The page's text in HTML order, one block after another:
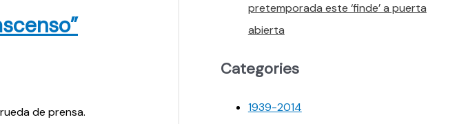
de prensa.
pretemporada este ‘finde’ a puerta
abierta
Categories
1939-2014